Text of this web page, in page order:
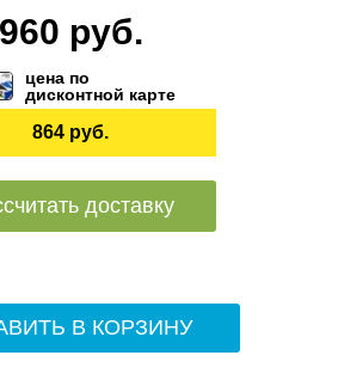
960 руб.
цена по
дисконтной карте
864 руб.
доставку
В КОРЗИНУ